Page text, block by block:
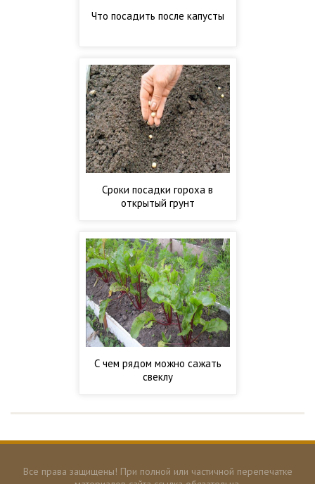
Что посадить после капусты
Сроки посадки гороха в
открытый грунт
С чем рядом можно сажать
свеклу
Все права защищены! При полной или частичной перепечатке